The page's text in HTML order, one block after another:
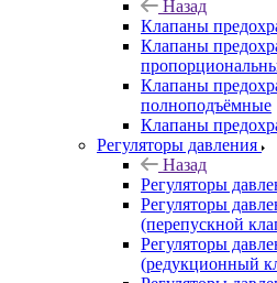
Назад
Клапаны
Клапаны
Клапаны
полноподъёмные
Клапаны
Регуляторы давления
Назад
Регуляторы
Регуляторы
(перепускной
Регуляторы
(редукционный